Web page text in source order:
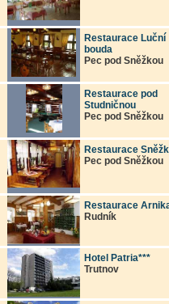
Restaurace Luční
bouda
Pec pod Sněžkou
Restaurace pod
Studničnou
Pec pod Sněžkou
Restaurace
Pec pod Sněžkou
Restaurace
Rudník
Hotel Patria***
Trutnov